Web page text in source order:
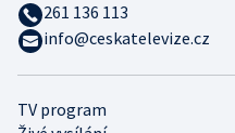
TV program
261 136 113
info@ceskatelevize.cz